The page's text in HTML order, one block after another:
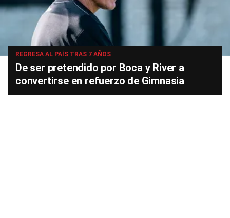
REGRESA AL PAÍS TRAS 7 AÑOS
De ser pretendido por Boca y River a
convertirse en refuerzo de Gimnasia